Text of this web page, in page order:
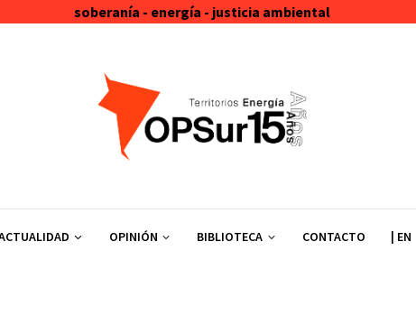
soberanía - energía - justicia ambiental
OPINIÓN BIBLIOTECA CONTACTO | EN